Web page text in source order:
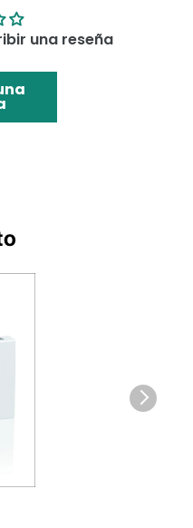
una reseña